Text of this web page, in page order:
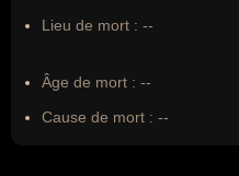
Lieu de mort : --
Âge de mort : --
Cause de mort : --